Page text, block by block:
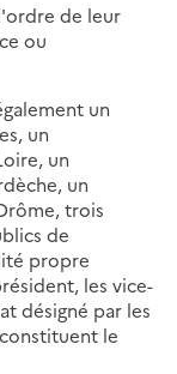
de leur
ou
un
un
un
un
trois
de
propre
les vice-
désigné par les
le